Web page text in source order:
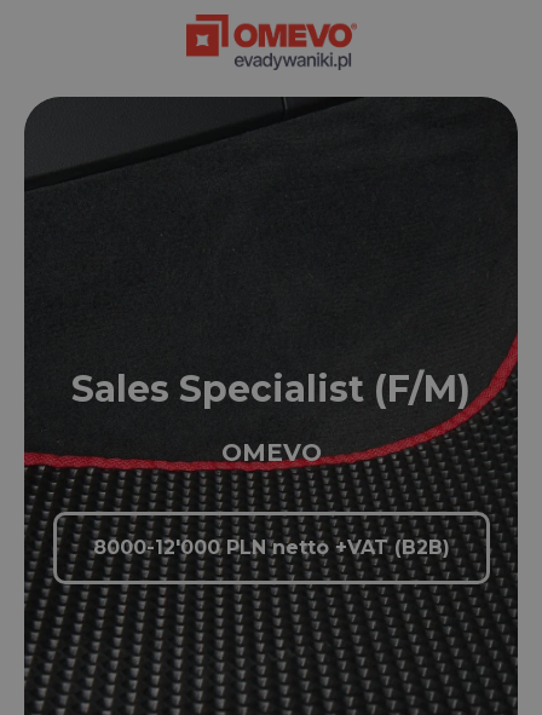
Sales Specialist (F/M)
OMEVO
8000-12'000 PLN netto +VAT (B2B)